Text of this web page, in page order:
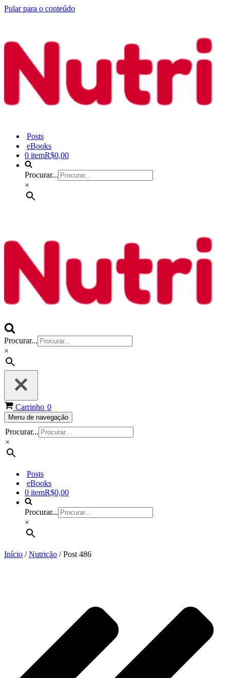
Pular para o conteúdo
Posts
eBooks
0 itemR$0,00
Procurar...
×
Procurar...
×
Carrinho 0
Menu de navegação
Procurar...
×
Posts
eBooks
0 itemR$0,00
Procurar...
×
Início /Nutrição / Post 486